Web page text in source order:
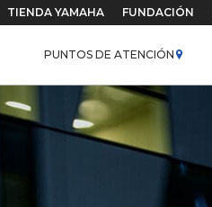
TIENDA YAMAHA FUNDACIÓN
PUNTOS DE ATENCIÓN